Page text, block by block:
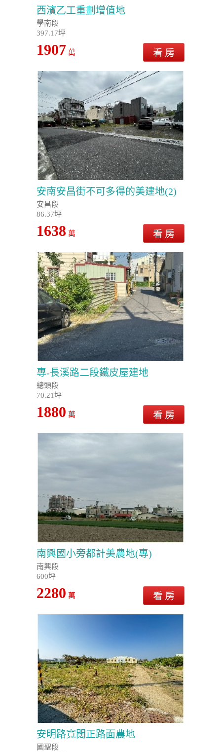
西濱乙工重劃增值地
學南段
397.17坪
1907 萬
安南安昌街不可多得的美建地(2)
安昌段
86.37坪
1638 萬
專-長溪路二段鐵皮屋建地
總頭段
70.21坪
1880 萬
南興國小旁都計美農地(專)
南興段
600坪
2280 萬
安明路寬闊正路面農地
國聖段